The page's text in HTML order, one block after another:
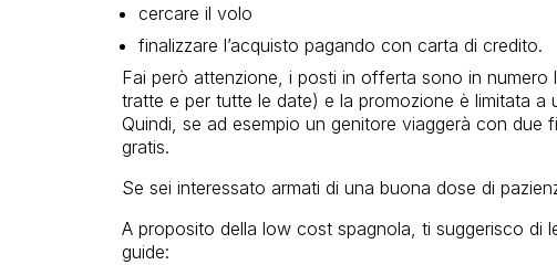
cercare il volo
finalizzare l’acquisto pagando con carta di credito.
Fai però attenzione, i posti in offerta sono in numero
tratte e per tutte le date) e la promozione è limitata a
Quindi, se ad esempio un genitore viaggerà con due
gratis.
Se sei interessato armati di una buona dose di
A proposito della low cost spagnola, ti suggerisco di
guide: